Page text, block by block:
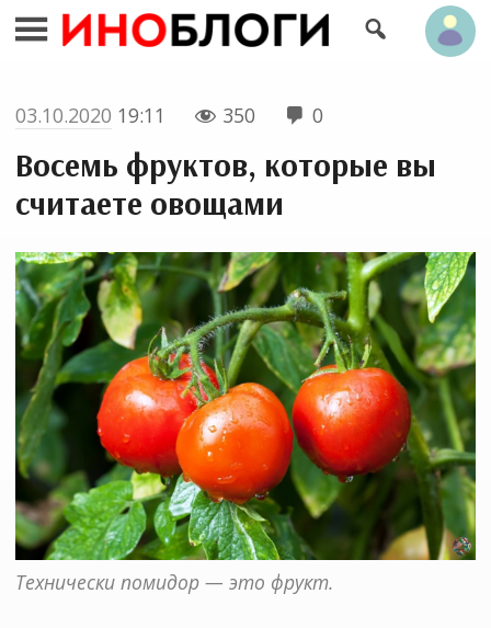
 
03.10.2020 19:11  350  0
Восемь фруктов, которые вы
считаете овощами
Технически помидор — это фрукт.